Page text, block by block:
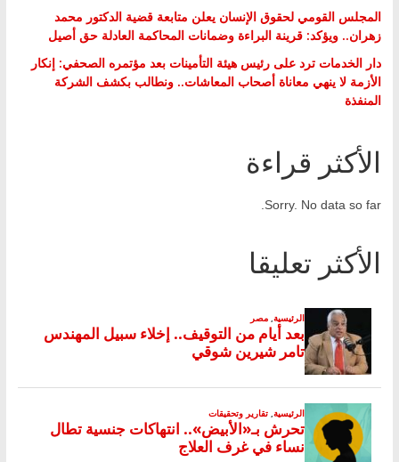
المجلس القومي لحقوق الإنسان يعلن متابعة قضية الدكتور محمد
زهران.. ويؤكد: قرينة البراءة وضمانات المحاكمة العادلة حق أصيل
دار الخدمات ترد على رئيس هيئة التأمينات بعد مؤتمره الصحفي: إنكار
الأزمة لا ينهي معاناة أصحاب المعاشات.. ونطالب بكشف الشركة
المنفذة
الأكثر قراءة
Sorry. No data so far.
الأكثر تعليقا